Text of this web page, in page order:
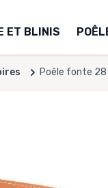
ET BLINIS
Poêle fonte